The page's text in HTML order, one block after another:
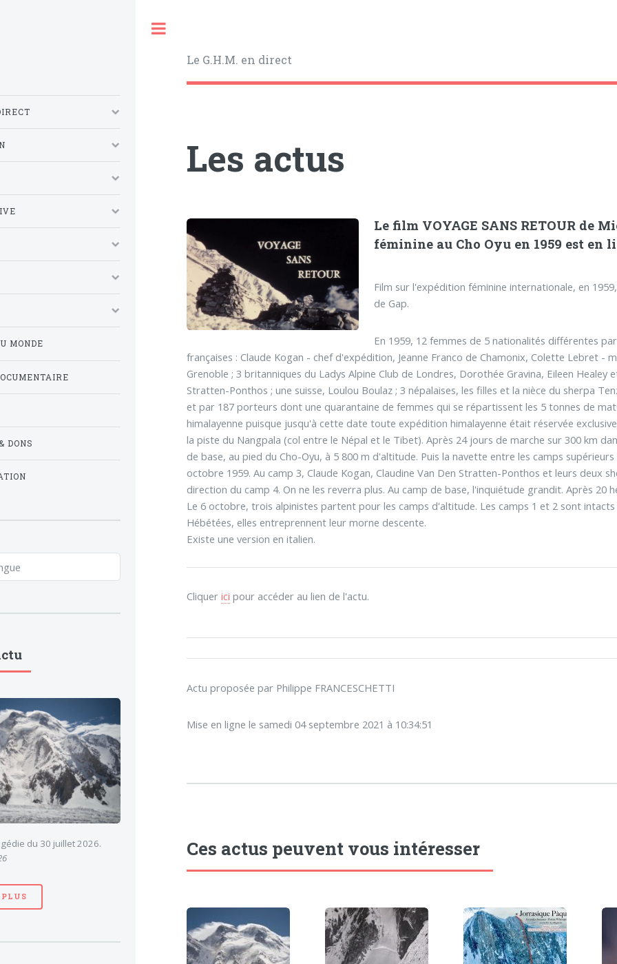
Le G.H.M. en direct
Les actus
Le film VOYAGE SANS RETOUR de
féminine au Cho Oyu en 1959 est en
Film sur l'expédition féminine internationale, en
de Gap.
En 1959, 12 femmes de 5 nationalités différentes
françaises : Claude Kogan - chef d'expédition, Jeanne Franco de Chamonix, Colette Lebret -
Grenoble ; 3 britanniques du Ladys Alpine Club de Londres, Dorothée Gravina, Eileen Healey
Stratten-Ponthos ; une suisse, Loulou Boulaz ; 3 népalaises, les filles et la nièce du sherpa
et par 187 porteurs dont une quarantaine de femmes qui se répartissent les 5 tonnes de
himalayenne puisque jusqu'à cette date toute expédition himalayenne était réservée
la piste du Nangpala (col entre le Népal et le Tibet). Après 24 jours de marche sur 300 km
de base, au pied du Cho-Oyu, à 5 800 m d'altitude. Puis la navette entre les camps
octobre 1959. Au camp 3, Claude Kogan, Claudine Van Den Stratten-Ponthos et leurs deux
direction du camp 4. On ne les reverra plus. Au camp de base, l'inquiétude grandit. Après 20
Le 6 octobre, trois alpinistes partent pour les camps d'altitude. Les camps 1 et 2 sont
Hébétées, elles entreprennent leur morne descente.
Existe une version en italien.
Cliquer ici pour accéder au lien de l'actu.
Actu proposée par Philippe FRANCESCHETTI
Mise en ligne le samedi 04 septembre 2021 à 10:34:51
Ces actus peuvent vous intéresser
MONDE
DONS
du 30 juillet 2026.
PLUS